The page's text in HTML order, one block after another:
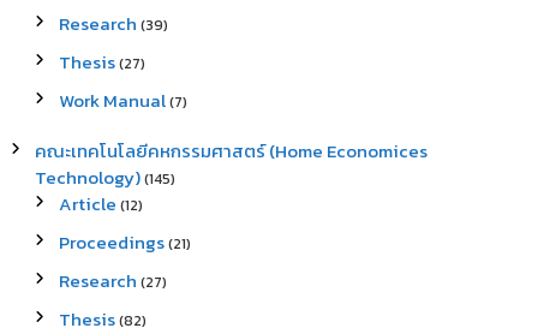
Research (39)
Thesis(27)
Work Manual(7)
คณะเทคโนโลยีคหกรรมศาสตร์ (Home Economices
Technology)(145)
Article (12)
Proceedings(21)
Research (27)
Thesis(82)